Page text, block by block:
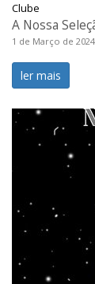
Clube
A Nossa
1 de Março de 2024
ler mais